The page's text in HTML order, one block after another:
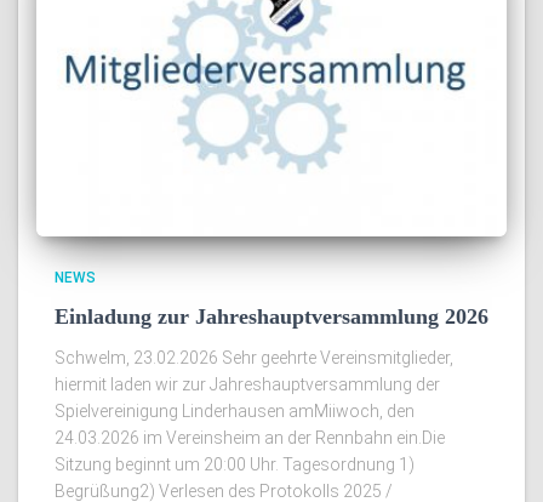
NEWS
Einladung zur Jahreshauptversammlung 2026
Schwelm, 23.02.2026 Sehr geehrte Vereinsmitglieder,
hiermit laden wir zur Jahreshauptversammlung der
Spielvereinigung Linderhausen amMiiwoch, den
24.03.2026 im Vereinsheim an der Rennbahn ein.Die
Sitzung beginnt um 20:00 Uhr. Tagesordnung 1)
Begrüßung2) Verlesen des Protokolls 2025 /